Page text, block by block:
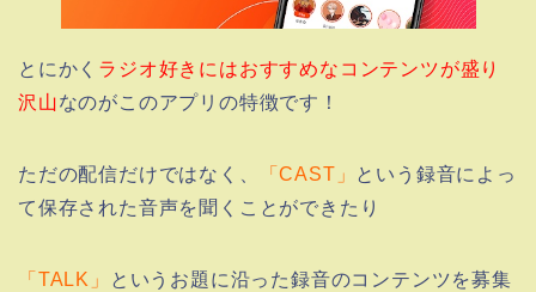
とにかく ラジオ好きにはおすすめなコンテンツが盛り
沢山なのがこのアプリの特徴です！
ただの配信だけではなく、 「CAST」 という録音によっ
て保存された音声を聞くことができたり
「TALK」
というお題に沿った録音のコンテンツを募集